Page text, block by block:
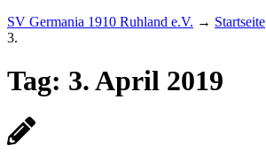
SV Germania 1910 Ruhland e.V. → Startseite
3.
Tag: 3. April 2019